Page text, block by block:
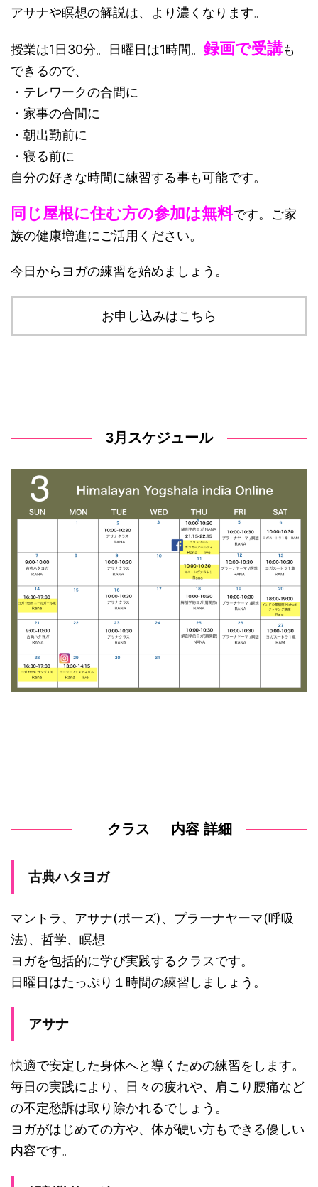
アサナや瞑想の解説は、より濃くなります。
授業は1日30分。日曜日は1時間。 録画で受講も
できるので、
・テレワークの合間に
・家事の合間に
・朝出勤前に
・寝る前に
自分の好きな時間に練習する事も可能です。
同じ屋根に住む方の参加は無料です。ご家
族の健康増進にご活用ください。
今日からヨガの練習を始めましょう。
お申し込みはこちら
3月スケジュール
クラス 内容 詳細
古典ハタヨガ
マントラ、アサナ(ポーズ)、プラーナヤーマ(呼吸
法)、哲学、瞑想
ヨガを包括的に学び実践するクラスです。
日曜日はたっぷり１時間の練習しましょう。
アサナ
快適で安定した身体へと導くための練習をします。
毎日の実践により、日々の疲れや、肩こり腰痛など
の不定愁訴は取り除かれるでしょう。
ヨガがはじめての方や、体が硬い方もできる優しい
内容です。